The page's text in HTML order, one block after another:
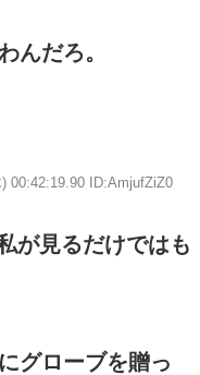
んだろ。
00:42:19.90 ID:AmjufZiZ0
が見るだけではも
グローブを贈っ